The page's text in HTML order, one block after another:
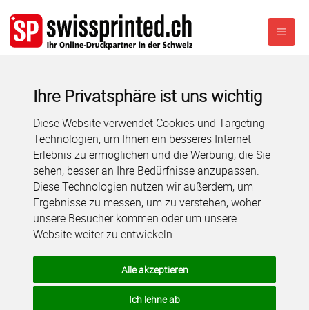
Ihre Privatsphäre ist uns wichtig
Diese Website verwendet Cookies und Targeting
Technologien, um Ihnen ein besseres Internet-
Erlebnis zu ermöglichen und die Werbung, die Sie
sehen, besser an Ihre Bedürfnisse anzupassen.
Diese Technologien nutzen wir außerdem, um
Ergebnisse zu messen, um zu verstehen, woher
unsere Besucher kommen oder um unsere
Website weiter zu entwickeln.
Alle akzeptieren
Ich lehne ab